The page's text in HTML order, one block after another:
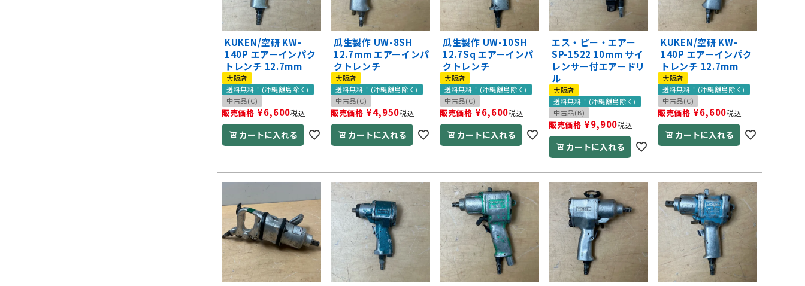
KUKEN/空研 KW-
140P エアーインパク
トレンチ 12.7mm
大阪店
送料無料！(沖縄離島除く)
中古品(C)
販売価格 ¥6,600税込
カートに入れる
瓜生製作 UW-8SH
12.7mm エアーインパ
クトレンチ
大阪店
送料無料！(沖縄離島除く)
中古品(C)
販売価格 ¥4,950税込
カートに入れる
瓜生製作 UW-10SH
12.7Sq エアーインパ
クトレンチ
大阪店
送料無料！(沖縄離島除く)
中古品(C)
販売価格 ¥6,600税込
カートに入れる
エス・ピー・エアー
SP-1522 10mm サイ
レンサー付エアードリ
ル
大阪店
送料無料！(沖縄離島除く)
中古品(B)
販売価格 ¥9,900税込
カートに入れる
KUKEN/空研 KW-
140P エアーインパク
トレンチ 12.7mm
大阪店
送料無料！(沖縄離島除く)
中古品(C)
販売価格 ¥6,600税込
カートに入れる